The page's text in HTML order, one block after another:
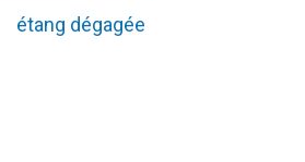
étang dégagée